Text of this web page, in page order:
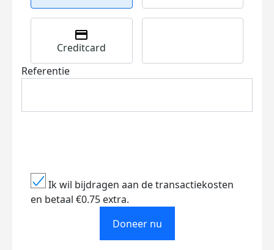
Creditcard
Referentie
Ik wil bijdragen aan de transactiekosten
en betaal €0.75 extra.
Doneer nu